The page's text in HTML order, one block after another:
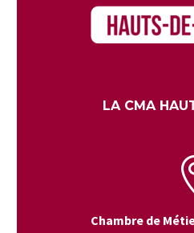
LA CMA
Chambre de